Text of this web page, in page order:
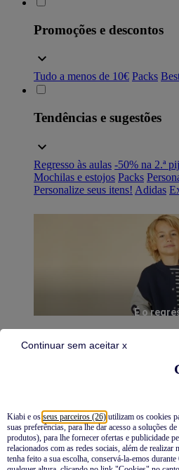
Kiabi e os seus parceiros (26) utilizam os cookies
suas preferências, para lhe dar acesso a soluções
produtos), para lhe fornecer ofertas e publicidade
relacionados com as redes sociais, além de realizar
tenha feito a sua escolha, conservá-la-emos
Continuar sem aceitar x
Promoções e descontos
Tudo a menos de 10€ Packs
Tendências e sugestões
Regresso às aulas -50% na 2.ª
Mochilas e estojos Packs
Personalize seus itens! Adidas
É o
Novidades